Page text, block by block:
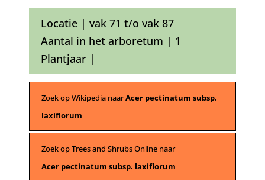
Locatie | vak 71 t/o vak 87
Aantal in het arboretum | 1
Plantjaar |
Zoek op Wikipedia naarAcer pectinatum subsp.
laxiflorum
Zoek op Trees and Shrubs Online naar
Acer pectinatum subsp. laxiflorum